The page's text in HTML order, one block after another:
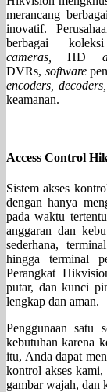
merancang
inovatif.
berbagai
cameras, HD
DVRs, software
encoders, decoders,
keamanan.
Access Control
Sistem akses
dengan hanya
pada waktu
anggaran dan
sederhana,
hingga terminal
Perangkat
putar, dan kunci
lengkap dan aman.
Penggunaan satu
kebutuhan karena
itu, Anda dapat
kontrol akses
gambar wajah, dan